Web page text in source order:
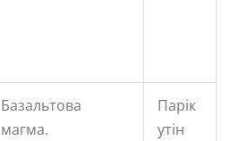
Базальтова
магма.
Парік
утін